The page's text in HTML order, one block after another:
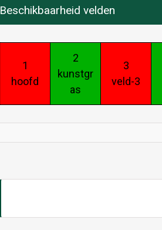
Beschikbaarheid velden
1
hoofd
2
kunstgr
as
3
veld-3